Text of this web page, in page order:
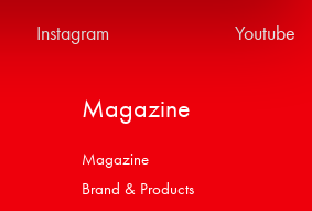
Instagram Youtube
Magazine
Magazine
Brand & Products